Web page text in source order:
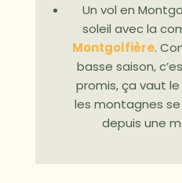
Un vol en
soleil avec la
Montgolfière.
basse saison,
promis, ça vaut
les montagnes
depuis une